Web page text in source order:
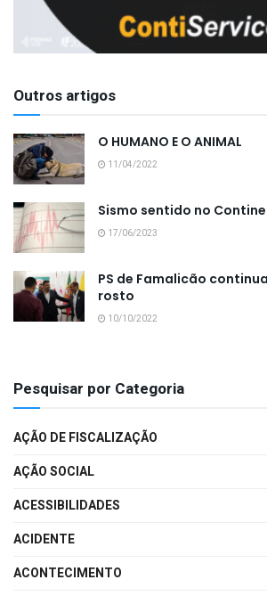
Outros artigos
O HUMANO E O ANIMAL
11/04/2022
Sismo sentido no
17/06/2023
PS de Famalicão
rosto
10/10/2022
Pesquisar por Categoria
AÇÃO DE FISCALIZAÇÃO
AÇÃO SOCIAL
ACESSIBILIDADES
ACIDENTE
ACONTECIMENTO